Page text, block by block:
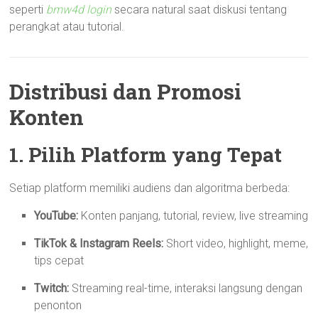
seperti bmw4d login secara natural saat diskusi tentang
perangkat atau tutorial.
Distribusi dan Promosi
Konten
1. Pilih Platform yang Tepat
Setiap platform memiliki audiens dan algoritma berbeda:
YouTube: Konten panjang, tutorial, review, live streaming
TikTok & Instagram Reels: Short video, highlight, meme,
tips cepat
Twitch: Streaming real-time, interaksi langsung dengan
penonton